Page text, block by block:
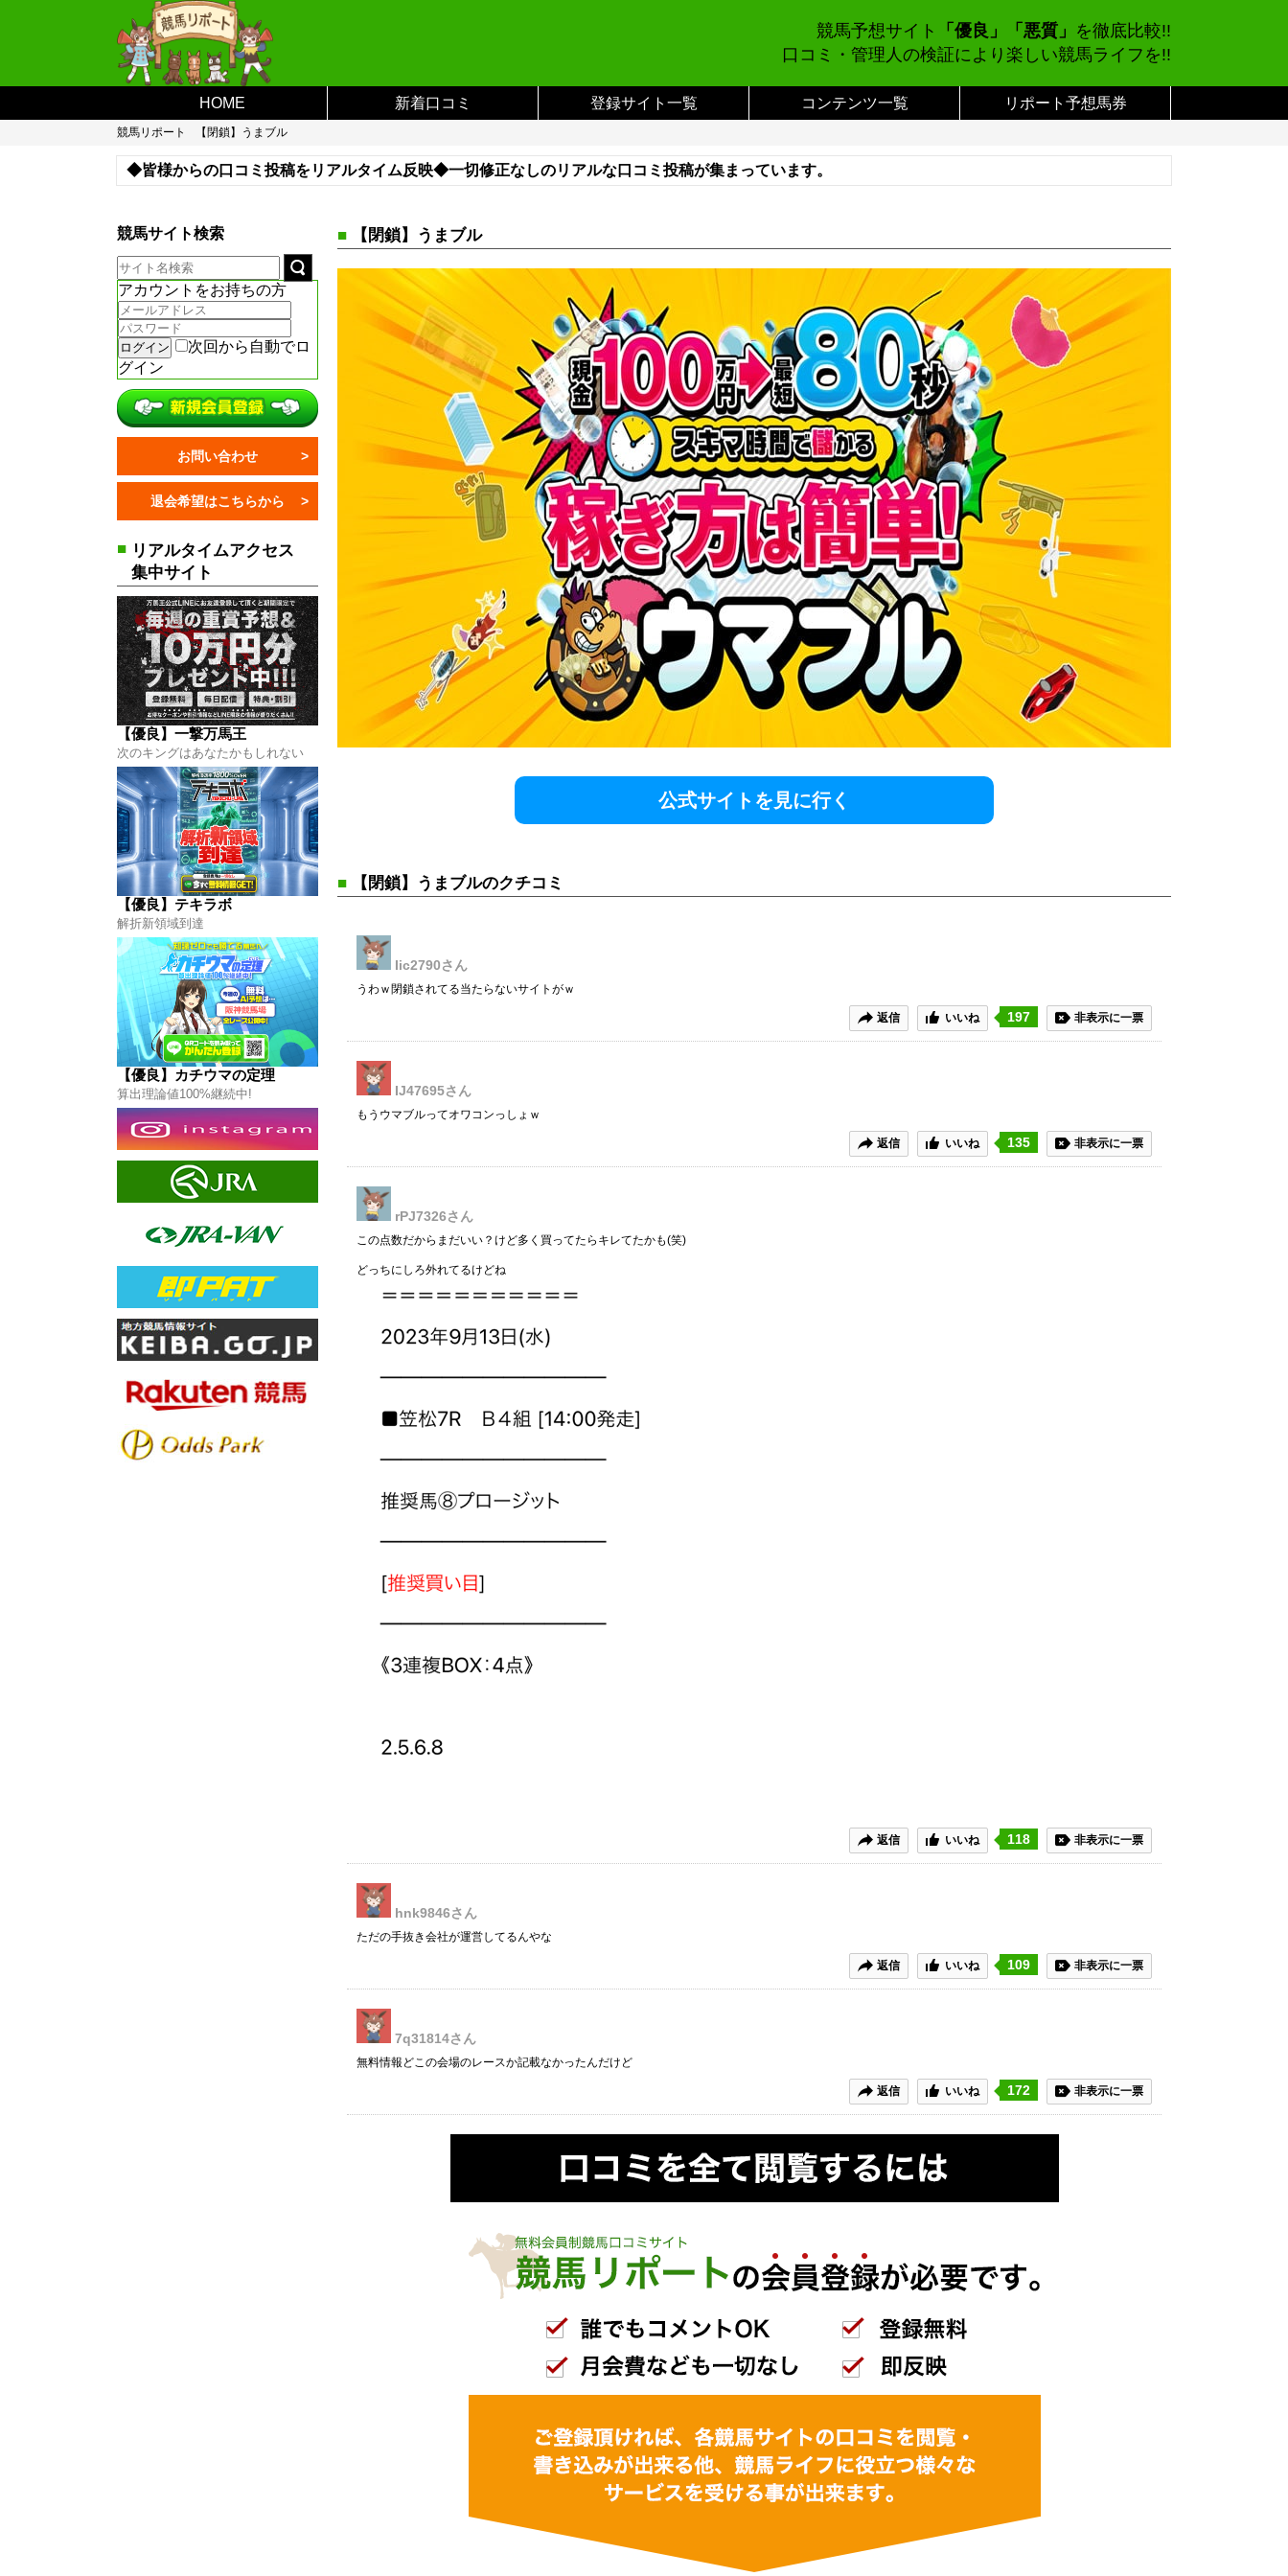
競馬予想サイト 「優良」「悪質」 を徹底比較!!
口コミ・管理人の検証により楽しい競馬ライフを!!
HOME 新着口コミ 登録サイト一覧 コンテンツ一覧 リポート予想馬券
競馬リポート 【閉鎖】うまブル
◆皆様からの口コミ投稿をリアルタイム反映◆一切修正なしのリアルな口コミ投稿が集まっています。
■ 【閉鎖】うまブル
公式サイトを見に行く
■ 【閉鎖】うまブルのクチコミ
Iic2790さん
うわｗ閉鎖されてる当たらないサイトがｗ
返信 いいね 197 非表示に一票
IJ47695さん
もうウマブルってオワコンっしょｗ
返信 いいね 135 非表示に一票
rPJ7326さん
この点数だからまだいい？けど多く買ってたらキレてたかも(笑)
どっちにしろ外れてるけどね
返信 いいね 118 非表示に一票
hnk9846さん
ただの手抜き会社が運営してるんやな
返信 いいね 109 非表示に一票
7q31814さん
無料情報どこの会場のレースか記載なかったんだけど
返信 いいね 172 非表示に一票
競馬サイト検索
アカウントをお持ちの方
次回から自動でロ
グイン
お問い合わせ
退会希望はこちらから
■ リアルタイムアクセス
集中サイト
【優良】一撃万馬王
次のキングはあなたかもしれない
【優良】テキラボ
解折新領域到達
【優良】カチウマの定理
算出理論値100%継続中!